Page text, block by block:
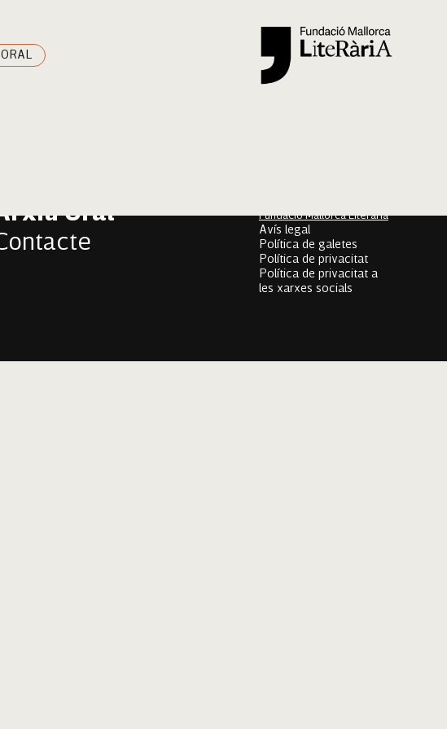
Oral
Fundació Mallorca Literària
Avís legal
Política de galetes
Política de privacitat
Política de privacitat a
les xarxes socials